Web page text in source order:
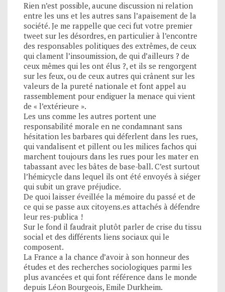
Rien n’est possible, aucune discussion ni relation
entre les uns et les autres sans l’apaisement de la
société. Je me rappelle que ceci fut votre premier
tweet sur les désordres, en particulier à l’encontre
des responsables politiques des extrêmes, de ceux
qui clament l’insoumission, de qui d’ailleurs ? de
ceux mêmes qui les ont élus ?, et ils se rengorgent
sur les feux, ou de ceux autres qui crânent sur les
valeurs de la pureté nationale et font appel au
rassemblement pour endiguer la menace qui vient
de « l’extérieure ».
Les uns comme les autres portent une
responsabilité morale en ne condamnant sans
hésitation les barbares qui déferlent dans les rues,
qui vandalisent et pillent ou les milices fachos qui
marchent toujours dans les rues pour les mater en
tabassant avec les bâtes de base-ball. C’est surtout
l’hémicycle dans lequel ils ont été envoyés à siéger
qui subit un grave préjudice.
De quoi laisser éveillée la mémoire du passé et de
ce qui se passe aux citoyens.es attachés à défendre
leur res-publica !
Sur le fond il faudrait plutôt parler de crise du tissu
social et des différents liens sociaux qui le
composent.
La France a la chance d’avoir à son honneur des
études et des recherches sociologiques parmi les
plus avancées et qui font référence dans le monde
depuis Léon Bourgeois, Emile Durkheim.